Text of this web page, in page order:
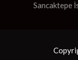
Sancaktepe